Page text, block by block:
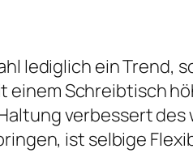
lediglich ein Trend,
einem Schreibtisch
verbessert
ist selbige